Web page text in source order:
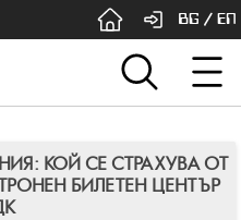
BG / EN
КОЙ СЕ СТРАХУВА ОТ
БИЛЕТЕН ЦЕНТЪР